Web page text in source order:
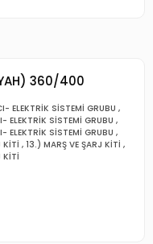
360/400
ELEKTRİK SİSTEMİ GRUBU ,
ELEKTRİK SİSTEMİ GRUBU ,
ELEKTRİK SİSTEMİ GRUBU ,
KİTİ ,13.) MARŞ VE ŞARJ KİTİ ,
KİTİ